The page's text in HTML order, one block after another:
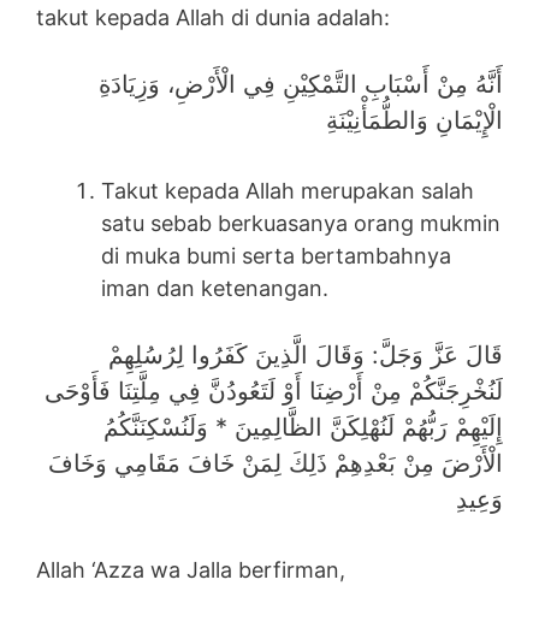
takut kepada Allah di dunia adalah:
أَنَّهُ مِنْ أَسْبَابِ التَّمْكِيْنِ فِي الْأَرْضِ، وَزِيَادَةِ
الْإِيْمَانِ وَالطُّمَأْنِيْنَةِ
Takut kepada Allah merupakan salah
satu sebab berkuasanya orang mukmin
di muka bumi serta bertambahnya
iman dan ketenangan.
قَالَ عَزَّ وَجَلَّ: وَقَالَ الَّذِينَ كَفَرُوا لِرُسُلِهِمْ
لَنُخْرِجَنَّكُمْ مِنْ أَرْضِنَا أَوْ لَتَعُودُنَّ فِي مِلَّتِنَا فَأَوْحَى
إِلَيْهِمْ رَبُّهُمْ لَنُهْلِكَنَّ الظَّالِمِينَ * وَلَنُسْكِنَنَّكُمُ
الْأَرْضَ مِنْ بَعْدِهِمْ ذَلِكَ لِمَنْ خَافَ مَقَامِي وَخَافَ
وَعِيدِ
Allah ‘Azza wa Jalla berfirman,